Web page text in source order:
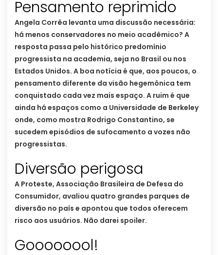
Pensamento reprimido
Angela Corrêa levanta uma discussão necessária:
há menos conservadores no meio acadêmico? A
resposta passa pelo histórico predomínio
progressista na academia, seja no Brasil ou nos
Estados Unidos. A boa notícia é que, aos poucos, o
pensamento diferente da visão hegemônica tem
conquistado cada vez mais espaço. A ruim é que
ainda há espaços como a Universidade de Berkeley
onde, como mostra Rodrigo Constantino, se
sucedem episódios de sufocamento a vozes não
progressistas.
Diversão perigosa
A Proteste, Associação Brasileira de Defesa do
Consumidor, avaliou quatro grandes parques de
diversão no país e apontou que todos oferecem
risco aos usuários. Não darei spoiler.
Goooooool!